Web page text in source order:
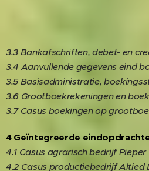
3.3 Bankafschriften, debet- en
3.4 Aanvullende gegevens eind
3.5 Basisadministratie,
3.6 Grootboekrekeningen en
3.7 Casus boekingen op
4 Geïntegreerde
4.1 Casus agrarisch bedrijf Pieper
4.2 Casus productiebedrijf Altied